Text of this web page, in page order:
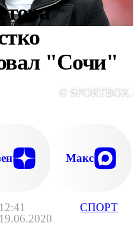
12:41
19.06.2020
СПОРТ
"Сочи"
©
Макс